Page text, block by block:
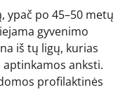
ypač po 45–50 metų
gyvenimo
iš tų ligų, kurias
anksti.
profilaktinės